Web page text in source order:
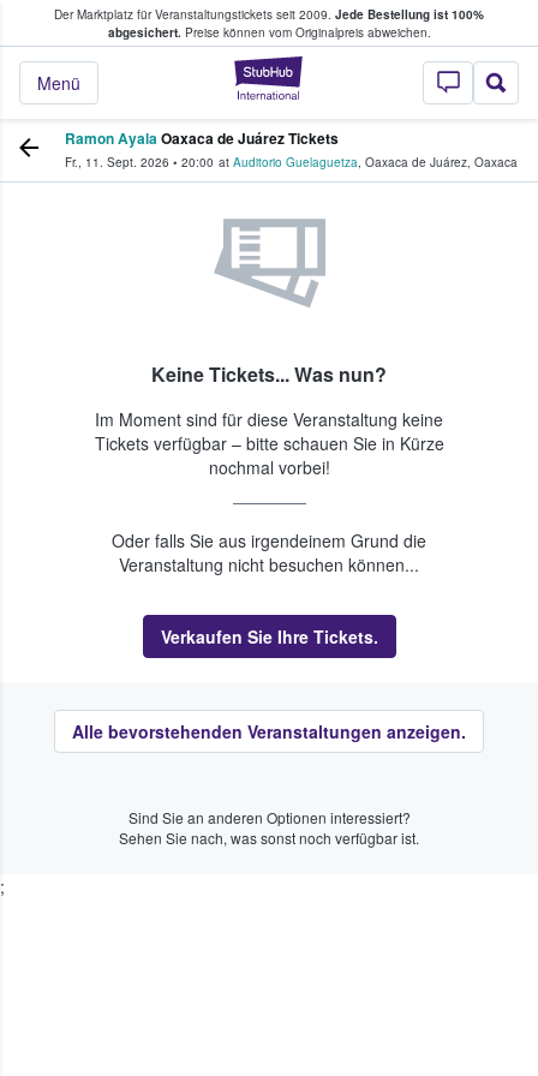
Der Marktplatz für Veranstaltungstickets seit 2009. Jede Bestellung ist 100%
abgesichert.Preise können vom Originalpreis abweichen.
StubHub - Wo
Menü
Tickets kaufen & verkaufen
Ramon AyalaOaxaca de Juárez Tickets
Fr., 11. Sept. 2026 • 20:00 at Auditorio Guelaguetza, Oaxaca de Juárez, Oaxaca
Keine Tickets... Was nun?
Im Moment sind für diese Veranstaltung keine
Tickets verfügbar – bitte schauen Sie in Kürze
nochmal vorbei!
Oder falls Sie aus irgendeinem Grund die
Veranstaltung nicht besuchen können...
Verkaufen Sie Ihre Tickets.
Alle bevorstehenden Veranstaltungen anzeigen.
Sind Sie an anderen Optionen interessiert?
Sehen Sie nach, was sonst noch verfügbar ist.
;